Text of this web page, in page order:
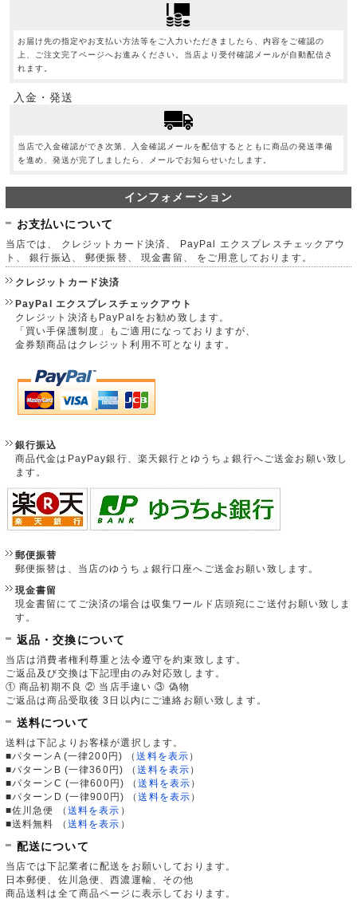
お届け先の指定やお支払い方法等をご入力いただきましたら、内容をご確認の
上、ご注文完了ページへお進みください。当店より受付確認メールが自動配信さ
れます。
入金・発送
当店で入金確認ができ次第、入金確認メールを配信するとともに商品の発送準備
を進め、発送が完了しましたら、メールでお知らせいたします。
インフォメーション
お支払いについて
当店では、 クレジットカード決済、 PayPal エクスプレスチェックアウ
ト、 銀行振込、 郵便振替、 現金書留、 をご用意しております。
クレジットカード決済
PayPal エクスプレスチェックアウト
クレジット決済もPayPalをお勧め致します。
「買い手保護制度」もご適用になっておりますが、
金券類商品はクレジット利用不可となります。
銀行振込
商品代金はPayPay銀行、楽天銀行とゆうちょ銀行へご送金お願い致し
ます。
郵便振替
郵便振替は、当店のゆうちょ銀行口座へご送金お願い致します。
現金書留
現金書留にてご決済の場合は収集ワールド店頭宛にご送付お願い致しま
す。
返品・交換について
当店は消費者権利尊重と法令遵守を約束致します。
ご返品及び交換は下記理由のみ対応致します。
① 商品初期不良 ② 当店手違い ③ 偽物
ご返品は商品受取後 3日以内にご連絡お願い致します。
送料について
送料は下記よりお客様が選択します。
■パターンA (一律200円)
（送料を表示 ）
■パターンB (一律360円)
（送料を表示 ）
■パターンC (一律600円)
（送料を表示 ）
■パターンD (一律900円)
（送料を表示 ）
■佐川急便
（ 送料を表示 ）
■送料無料
（ 送料を表示 ）
配送について
当店では下記業者に配送をお願いしております。
日本郵便、佐川急便、西濃運輸、その他
商品送料は全て商品ページに表示しております。